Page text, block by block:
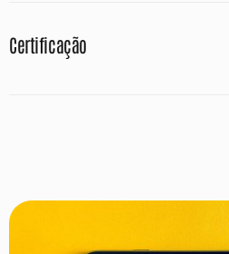
Certificação